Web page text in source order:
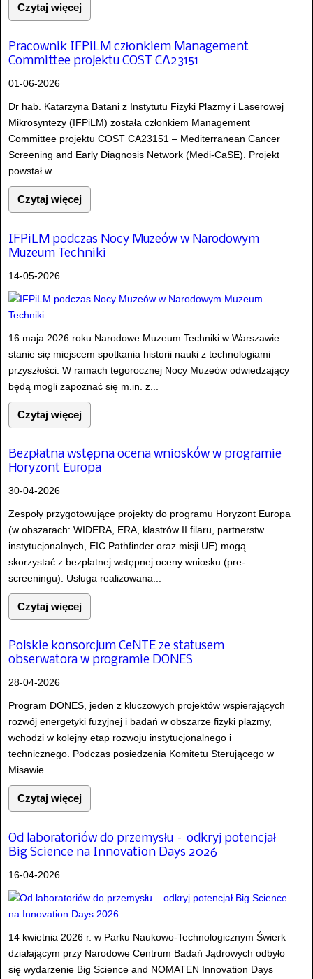
Czytaj więcej
Pracownik IFPiLM członkiem Management
Committee projektu COST CA23151
01-06-2026
Dr hab. Katarzyna Batani z Instytutu Fizyki Plazmy i Laserowej
Mikrosyntezy (IFPiLM) została członkiem Management
Committee projektu COST CA23151 – Mediterranean Cancer
Screening and Early Diagnosis Network (Medi-CaSE). Projekt
powstał w...
Czytaj więcej
IFPiLM podczas Nocy Muzeów w Narodowym
Muzeum Techniki
14-05-2026
16 maja 2026 roku Narodowe Muzeum Techniki w Warszawie
stanie się miejscem spotkania historii nauki z technologiami
przyszłości. W ramach tegorocznej Nocy Muzeów odwiedzający
będą mogli zapoznać się m.in. z...
Czytaj więcej
Bezpłatna wstępna ocena wniosków w programie
Horyzont Europa
30-04-2026
Zespoły przygotowujące projekty do programu Horyzont Europa
(w obszarach: WIDERA, ERA, klastrów II filaru, partnerstw
instytucjonalnych, EIC Pathfinder oraz misji UE) mogą
skorzystać z bezpłatnej wstępnej oceny wniosku (pre-
screeningu). Usługa realizowana...
Czytaj więcej
Polskie konsorcjum CeNTE ze statusem
obserwatora w programie DONES
28-04-2026
Program DONES, jeden z kluczowych projektów wspierających
rozwój energetyki fuzyjnej i badań w obszarze fizyki plazmy,
wchodzi w kolejny etap rozwoju instytucjonalnego i
technicznego. Podczas posiedzenia Komitetu Sterującego w
Misawie...
Czytaj więcej
Od laboratoriów do przemysłu – odkryj potencjał
Big Science na Innovation Days 2026
16-04-2026
14 kwietnia 2026 r. w Parku Naukowo-Technologicznym Świerk
działającym przy Narodowe Centrum Badań Jądrowych odbyło
się wydarzenie Big Science and NOMATEN Innovation Days